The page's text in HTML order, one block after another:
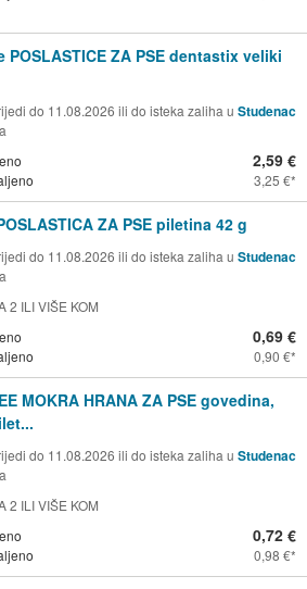
POSLASTICE ZA PSE dentastix veliki
do 11.08.2026 ili do isteka zaliha u Studenac
2,59 €
3,25 €
ZA PSE piletina 42 g
do 11.08.2026 ili do isteka zaliha u Studenac
2 ILI VIŠE KOM
0,69 €
0,90 €
MOKRA HRANA ZA PSE govedina,
do 11.08.2026 ili do isteka zaliha u Studenac
2 ILI VIŠE KOM
0,72 €
0,98 €